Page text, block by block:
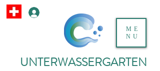
UNTERWASSERGARTEN
ME
NU